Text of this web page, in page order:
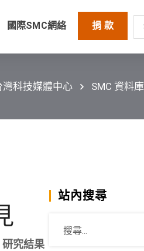
國際SMC網絡 捐 款
灣科技媒體中心 SMC 資料庫
究結果
站內搜尋